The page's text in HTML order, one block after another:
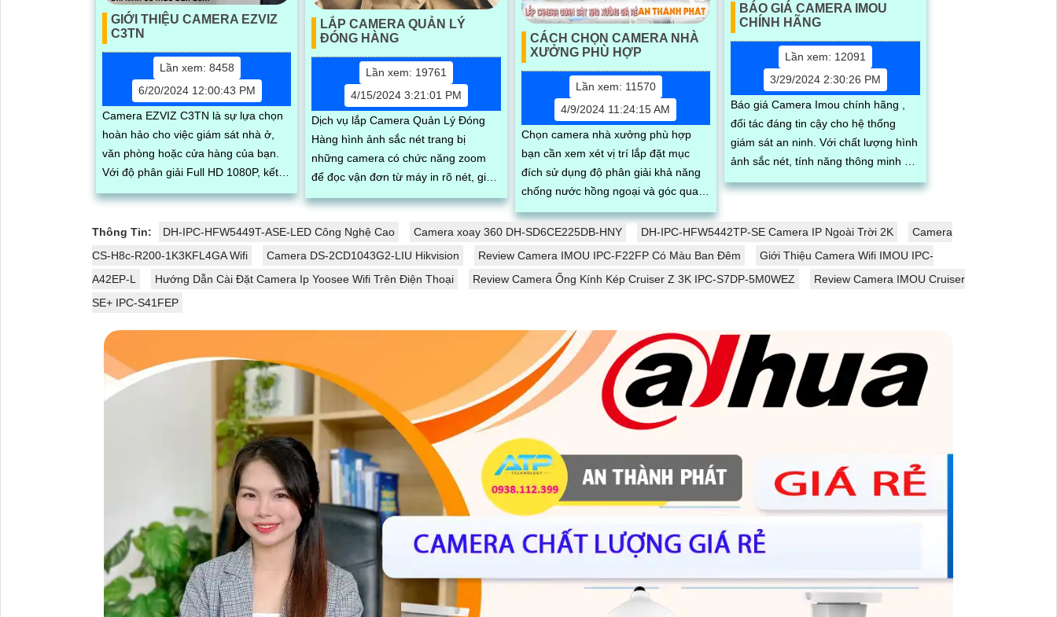
GIỚI THIỆU CAMERA EZVIZ
C3TN
Lần xem: 8458
6/20/2024 12:00:43 PM
Camera EZVIZ C3TN là sự lựa chọn
hoàn hảo cho việc giám sát nhà ở,
văn phòng hoặc cửa hàng của bạn.
Với độ phân giải Full HD 1080P, kết
nối Wi-Fi ổn định và hồng ngoại
LẮP CAMERA QUẢN LÝ
ĐÓNG HÀNG
Lần xem: 19761
4/15/2024 3:21:01 PM
Dịch vụ lắp Camera Quản Lý Đóng
Hàng hình ảnh sắc nét trang bị
những camera có chức năng zoom
để đọc vận đơn từ máy in rõ nét, giải
pháp hiện đại cho doanh nghiệp vận
CÁCH CHỌN CAMERA NHÀ
XƯỞNG PHÙ HỢP
Lần xem: 11570
4/9/2024 11:24:15 AM
Chọn camera nhà xưởng phù hợp
bạn cần xem xét vị trí lắp đặt mục
đích sử dụng độ phân giải khả năng
chống nước hồng ngoại và góc quay
của camera nên chọn camera có khả
năng...
BÁO GIÁ CAMERA IMOU
CHÍNH HÃNG
Lần xem: 12091
3/29/2024 2:30:26 PM
Báo giá Camera Imou chính hãng ,
đối tác đáng tin cậy cho hệ thống
giám sát an ninh. Với chất lượng hình
ảnh sắc nét, tính năng thông minh và
độ tin cậy cao, Camera Imou là lựa
Thông Tin:
DH-IPC-HFW5449T-ASE-LED Công Nghệ Cao Camera xoay 360 DH-SD6CE225DB-HNY DH-IPC-HFW5442TP-SE Camera IP Ngoài Trời 2K
Camera
CS-H8c-R200-1K3KFL4GA Wifi
Camera DS-2CD1043G2-LIU Hikvision Review Camera IMOU IPC-F22FP Có Màu Ban Đêm
Giới Thiệu Camera Wifi IMOU IPC-
A42EP-L
Hướng Dẫn Cài Đặt Camera Ip Yoosee Wifi Trên Điện Thoại Review Camera Ống Kính Kép Cruiser Z 3K IPC-S7DP-5M0WEZ
Review Camera IMOU Cruiser
SE+ IPC-S41FEP